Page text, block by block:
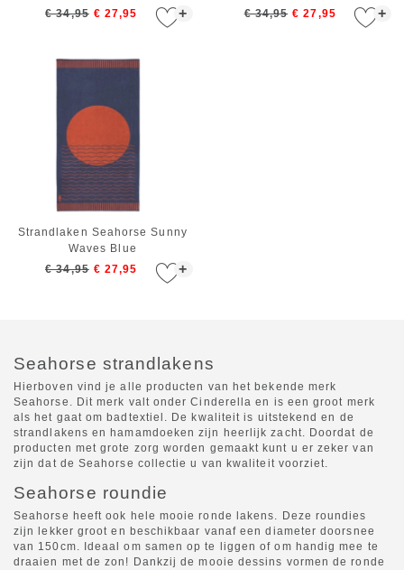
+
€ 34,95 € 27,95 +
€ 34,95 € 27,95
+
Strandlaken Seahorse Sunny
Waves Blue
€ 34,95 € 27,95
Seahorse strandlakens
Hierboven vind je alle producten van het bekende merk
Seahorse. Dit merk valt onder Cinderella en is een groot merk
als het gaat om badtextiel. De kwaliteit is uitstekend en de
strandlakens en hamamdoeken zijn heerlijk zacht. Doordat de
producten met grote zorg worden gemaakt kunt u er zeker van
zijn dat de Seahorse collectie u van kwaliteit voorziet.
Seahorse roundie
Seahorse heeft ook hele mooie ronde lakens. Deze roundies
zijn lekker groot en beschikbaar vanaf een diameter doorsnee
van 150cm. Ideaal om samen op te liggen of om handig mee te
draaien met de zon! Dankzij de mooie dessins vormen de ronde